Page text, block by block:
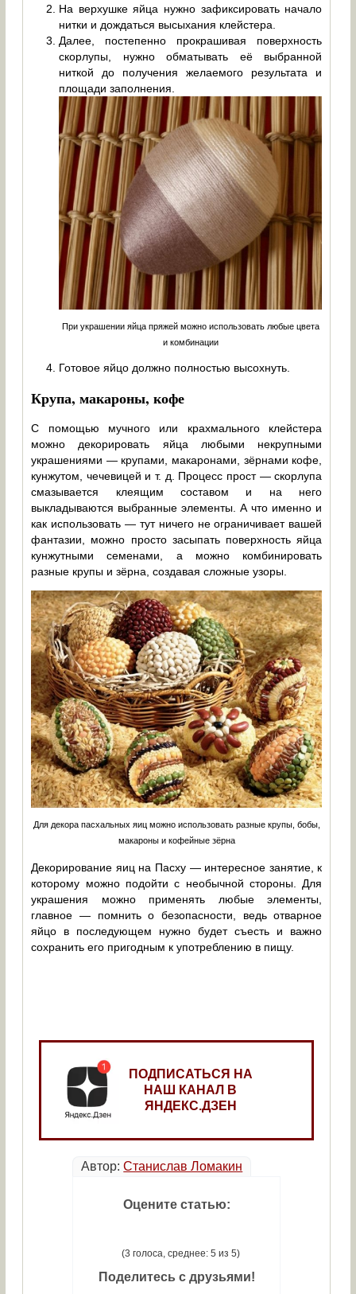
На верхушке яйца нужно зафиксировать начало
нитки и дождаться высыхания клейстера.
Далее, постепенно прокрашивая поверхность
скорлупы, нужно обматывать её выбранной
ниткой до получения желаемого результата и
площади заполнения.
При украшении яйца пряжей можно использовать любые цвета
и комбинации
Готовое яйцо должно полностью высохнуть.
Крупа, макароны, кофе
С помощью мучного или крахмального клейстера
можно декорировать яйца любыми некрупными
украшениями — крупами, макаронами, зёрнами кофе,
кунжутом, чечевицей и т. д. Процесс прост — скорлупа
смазывается клеящим составом и на него
выкладываются выбранные элементы. А что именно и
как использовать — тут ничего не ограничивает вашей
фантазии, можно просто засыпать поверхность яйца
кунжутными семенами, а можно комбинировать
разные крупы и зёрна, создавая сложные узоры.
Для декора пасхальных яиц можно использовать разные крупы, бобы,
макароны и кофейные зёрна
Декорирование яиц на Пасху — интересное занятие, к
которому можно подойти с необычной стороны. Для
украшения можно применять любые элементы,
главное — помнить о безопасности, ведь отварное
яйцо в последующем нужно будет съесть и важно
сохранить его пригодным к употреблению в пищу.
ПОДПИСАТЬСЯ НА
НАШ КАНАЛ В
ЯНДЕКС.ДЗЕН
Автор:Станислав Ломакин
Оцените статью:
(3 голоса, среднее: 5 из 5)
Поделитесь с друзьями!